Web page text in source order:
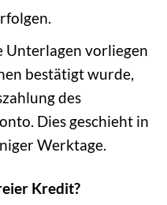
Unterlagen vorliegen
bestätigt wurde,
des
Dies geschieht in
Werktage.
Kredit?